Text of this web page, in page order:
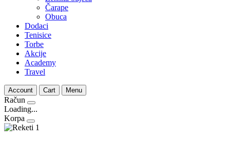
Čarape
Obuca
Dodaci
Tenisice
Torbe
Akcije
Academy
Travel
Account Cart Menu
Račun
Loading...
Korpa